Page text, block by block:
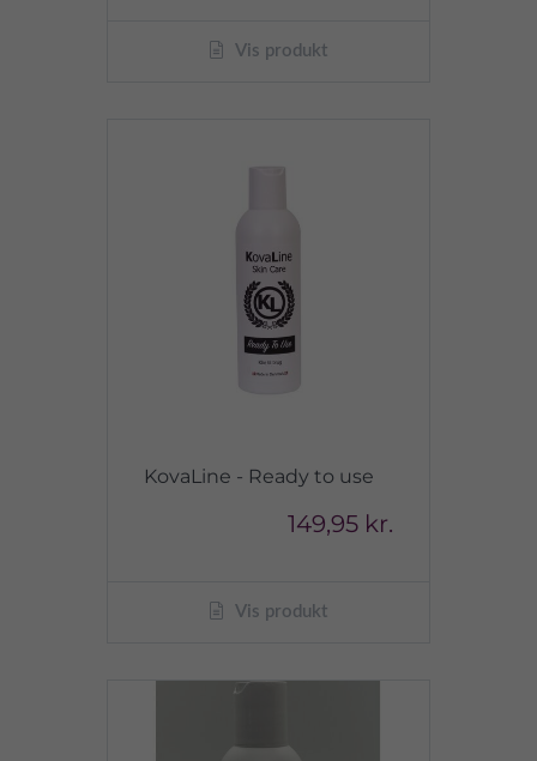
Vis produkt
KovaLine - Ready to use
149,95 kr.
Vis produkt